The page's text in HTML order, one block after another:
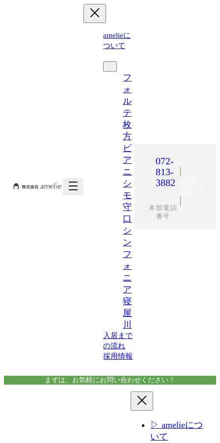
amelieに
ついて
フ
ォ
ル
テ
枚
方
ピ
ア
ニ
シ
モ
守
口
シ
ン
フ
ォ
ニ
ア
寝
屋
川
入居まで
の流れ
採用情報
072-
813-
3882
本部電話
番号
まずは、お気軽にお問い合わせください！
▷ amelieにつ
いて